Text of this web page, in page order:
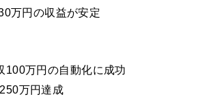
万円の収益が安定
100万円の自動化に成功
万円達成